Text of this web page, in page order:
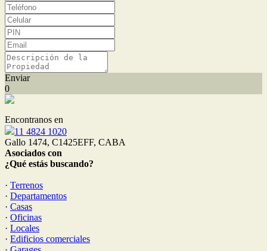
Enviar
0
Encontranos en
11 4824 1020
Gallo 1474, C1425EFF, CABA
Asociados con
¿Qué estás buscando?
· Terrenos
· Departamentos
· Casas
· Oficinas
· Locales
· Edificios comerciales